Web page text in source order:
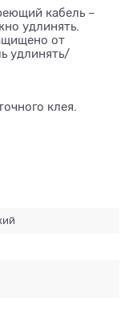
кабель –
удлинять.
от
удлинять/
клея.